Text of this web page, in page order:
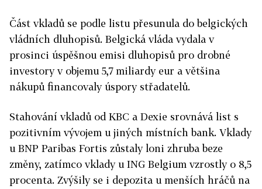
Část vkladů se podle listu přesunula do belgických
vládních dluhopisů. Belgická vláda vydala v
prosinci úspěšnou emisi dluhopisů pro drobné
investory v objemu 5,7 miliardy eur a většina
nákupů financovaly úspory střadatelů.
Stahování vkladů od KBC a Dexie srovnává list s
pozitivním vývojem u jiných místních bank. Vklady
u BNP Paribas Fortis zůstaly loni zhruba beze
změny, zatímco vklady u ING Belgium vzrostly o 8,5
procenta. Zvýšily se i depozita u menších hráčů na